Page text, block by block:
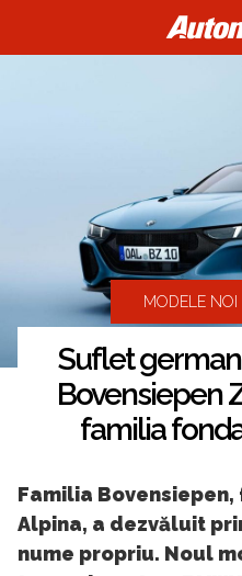
MODELE NOI
Suflet
Bovensiepen
familia
Familia
Alpina, a dezvăluit
nume propriu. Noul